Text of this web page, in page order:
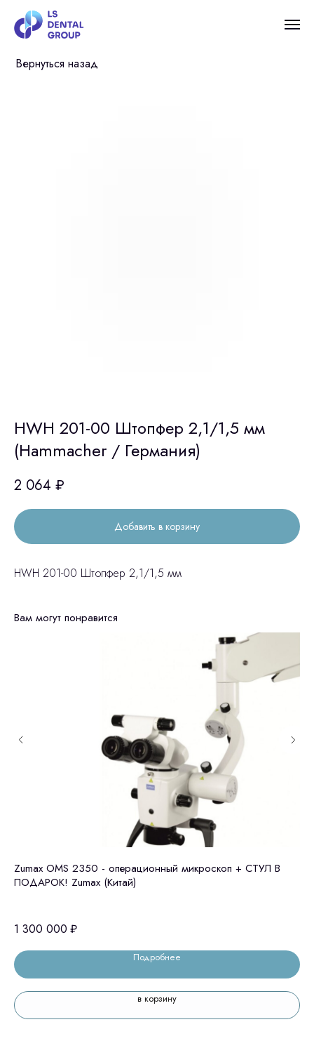
Вернуться назад
HWH 201-00 Штопфер 2,1/1,5 мм
(Hammacher / Германия)
2 064 ₽
Добавить в корзину
HWH 201-00 Штопфер 2,1/1,5 мм
Вам могут понравится
Zumax OMS 2350 - операционный микроскоп + СТУЛ В
ПОДАРОК! Zumax (Китай)
1 300 000 ₽
Подробнее
в корзину